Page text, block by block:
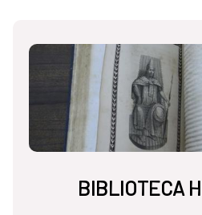
BIBLIOTECA